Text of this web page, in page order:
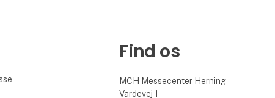
Find os
MCH Messecenter Herning
Vardevej 1